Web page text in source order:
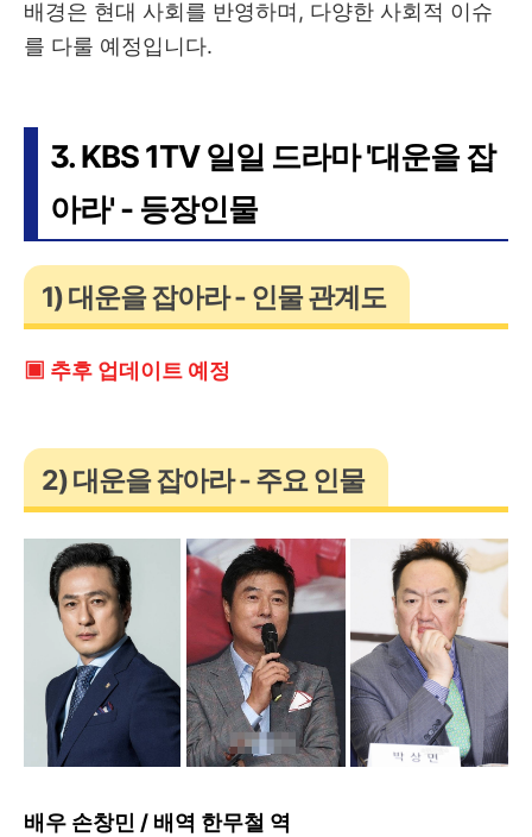
배경은 현대 사회를 반영하며, 다양한 사회적 이슈
를 다룰 예정입니다.
3. KBS 1TV 일일 드라마 '대운을 잡
아라' - 등장인물
1) 대운을 잡아라 - 인물 관계도
▣ 추후 업데이트 예정
2) 대운을 잡아라 - 주요 인물
배우 손창민 / 배역 한무철 역